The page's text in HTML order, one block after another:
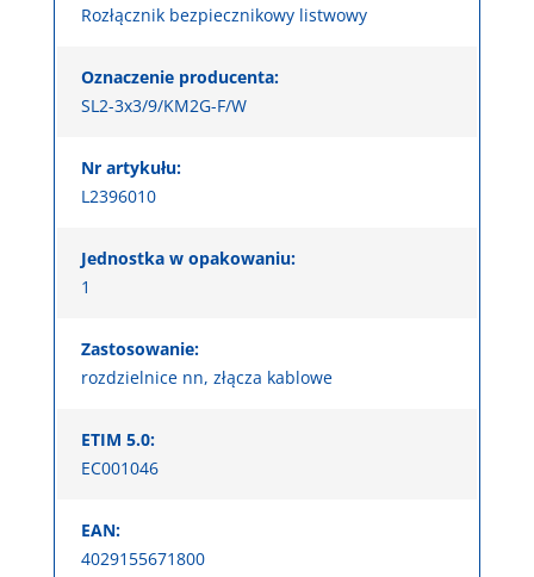
Rozłącznik bezpiecznikowy listwowy
Oznaczenie producenta:
SL2-3x3/9/KM2G-F/W
Nr artykułu:
L2396010
Jednostka w opakowaniu:
1
Zastosowanie:
rozdzielnice nn, złącza kablowe
ETIM 5.0:
EC001046
EAN:
4029155671800